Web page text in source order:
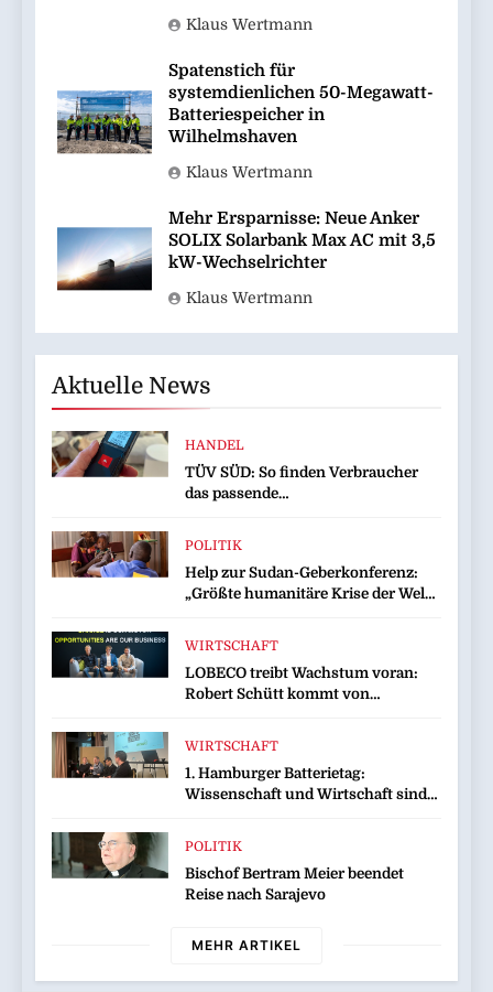
Klaus Wertmann
Spatenstich für
systemdienlichen 50-Megawatt-
Batteriespeicher in
Wilhelmshaven
Klaus Wertmann
Mehr Ersparnisse: Neue Anker
SOLIX Solarbank Max AC mit 3,5
kW-Wechselrichter
Klaus Wertmann
Aktuelle News
HANDEL
TÜV SÜD: So finden Verbraucher
das passende
POLITIK
Help zur Sudan-Geberkonferenz:
„Größte humanitäre Krise der Welt
WIRTSCHAFT
LOBECO treibt Wachstum voran:
Robert Schütt kommt von
WIRTSCHAFT
1. Hamburger Batterietag:
Wissenschaft und Wirtschaft sind
POLITIK
Bischof Bertram Meier beendet
Reise nach Sarajevo
MEHR ARTIKEL